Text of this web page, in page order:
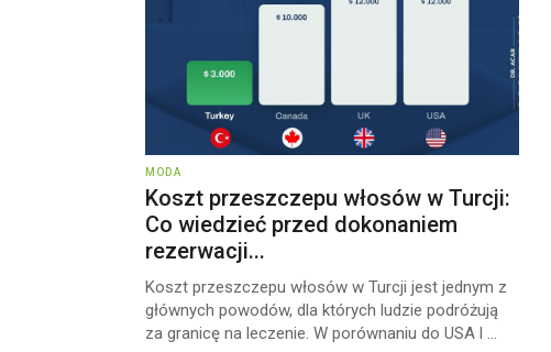
MODA
Koszt przeszczepu włosów w Turcji:
Co wiedzieć przed dokonaniem
rezerwacji...
Koszt przeszczepu włosów w Turcji jest jednym z
głównych powodów, dla których ludzie podróżują
za granicę na leczenie. W porównaniu do USA l ...